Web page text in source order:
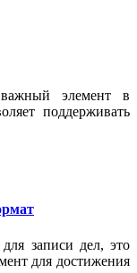
элемент в
поддерживать
записи дел, это
для достижения